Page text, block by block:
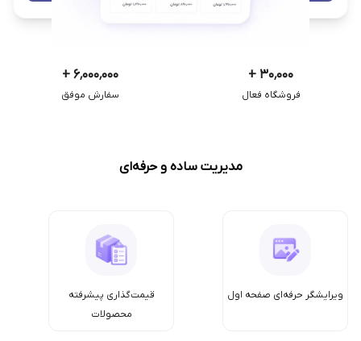
۳۰٬۰۰۰ +
فروشگاه فعال
۶٬۰۰۰٬۰۰۰ +
سفارش موفق
مدیریت ساده و حرفه‌ای
ویرایشگر حرفه‌ای صفحه اول
قیمت‌گذاری پیشرفته
محصولات